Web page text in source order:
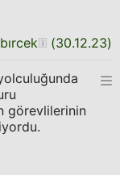
(30.12.23)
görevlilerinin